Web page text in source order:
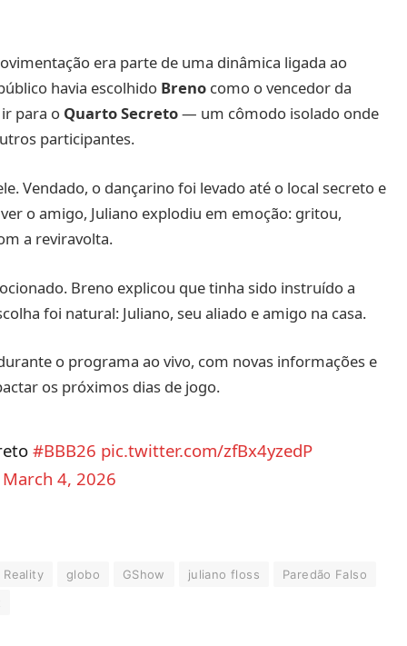
era parte de uma dinâmica ligada ao
havia escolhido Brenocomo o vencedor da
para o Quarto Secreto— um cômodo isolado onde
participantes.
Vendado, o dançarino foi levado até o local secreto e
o amigo, Juliano explodiu em emoção: gritou,
a reviravolta.
Breno explicou que tinha sido instruído a
foi natural: Juliano, seu aliado e amigo na casa.
o programa ao vivo, com novas informações e
os próximos dias de jogo.
#BBB26 pic.twitter.com/zfBx4yzedP
March 4, 2026
globo GShow juliano floss
Paredão Falso